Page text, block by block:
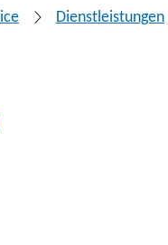
Dienstleistungen